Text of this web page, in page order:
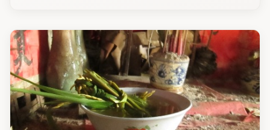
lúa, cơm mới, và những ngày hội rước bông lúa
đầy màu sắc khắp các vùng quê Việt Nam.